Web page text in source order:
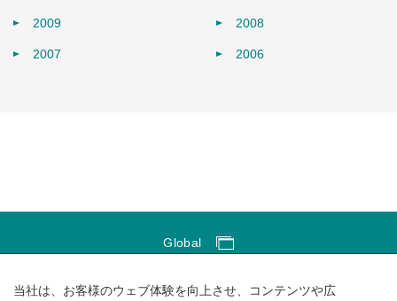
2009 2008
2007 2006
Global
当社は、お客様のウェブ体験を向上させ、コンテンツや広